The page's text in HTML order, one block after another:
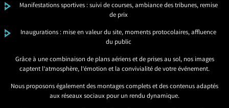
Manifestations sportives : suivi de courses, ambiance des tribunes, remise
de prix
Inaugurations : mise en valeur du site, moments protocolaires, affluence
du public
Grâce à une combinaison de plans aériens et de prises au sol, nos images
captent l’atmosphère, l’émotion et la convivialité de votre événement.
Nous proposons également des montages complets et des contenus adaptés
aux réseaux sociaux pour un rendu dynamique.